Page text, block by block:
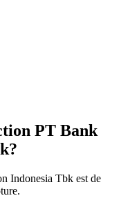
PT Bank
Indonesia Tbk est de